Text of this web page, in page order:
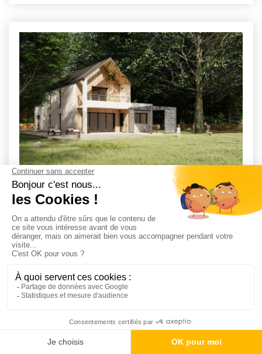
MARZAN (56)
à partir de